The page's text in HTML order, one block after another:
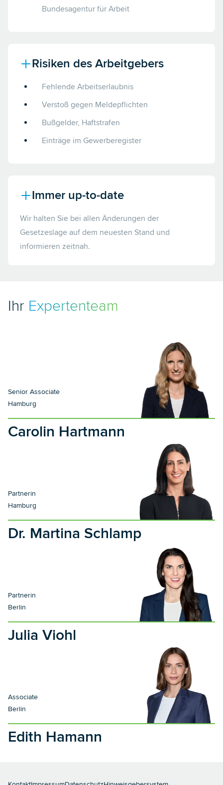
Bundesagentur für Arbeit
Risiken des Arbeitgebers
Fehlende Arbeitserlaubnis
Verstoß gegen Meldepflichten
Bußgelder, Haftstrafen
Einträge im Gewerberegister
Immer up-to-date
Wir halten Sie bei allen Änderungen der
Gesetzeslage auf dem neuesten Stand und
informieren zeitnah.
Ihr Expertenteam
Senior Associate
Hamburg
Carolin Hartmann
Partnerin
Hamburg
Dr. Martina Schlamp
Partnerin
Berlin
Julia Viohl
Associate
Berlin
Edith Hamann